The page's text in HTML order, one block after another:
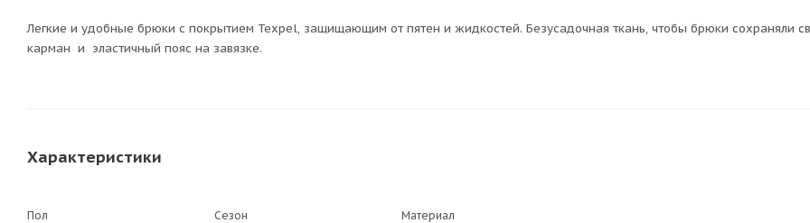
Легкие и удобные брюки с покрытием Texpel, защищающим от пятен и жидкостей. Безусадочная ткань, чтобы брюки сохраняли
карман и эластичный пояс на завязке.
Характеристики
Пол Сезон Материал